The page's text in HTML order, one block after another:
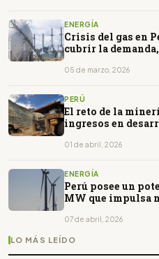
ENERGÍA
Crisis del gas en
cubrir la
05 de marzo, 2026
PERÚ
El reto de la
ingresos en
01 de abril, 2026
ENERGÍA
Perú posee un
MW que impulsa
07 de abril, 2026
LO MÁS LEÍDO